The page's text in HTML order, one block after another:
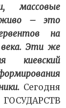
массовые
– это
на
века. Эти же
киевский
Сегодня